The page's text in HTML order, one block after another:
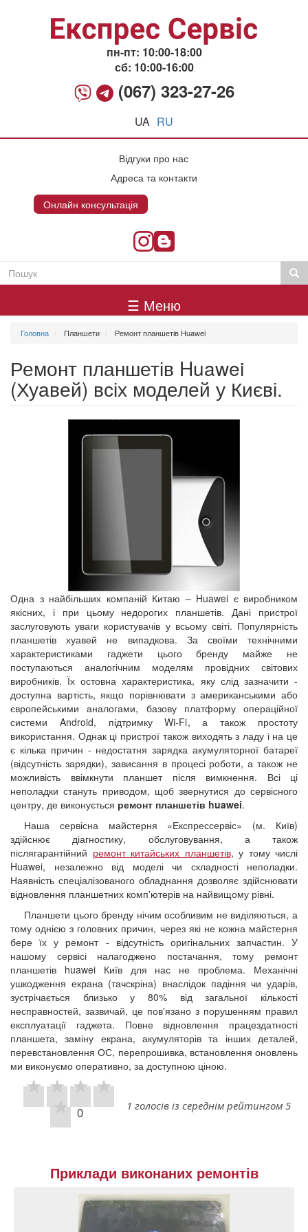
пн-пт: 10:00-18:00
сб: 10:00-16:00
(067) 323-27-26
UA RU
Відгуки про нас
Адреса та контакти
Онлайн консультація
Пошукова
Пошук
меню
☰ Меню
Головна Планшети Ремонт планшетів Huawei
Ремонт планшетів Huawei
(Хуавей) всіх моделей у Києві.
Одна з найбільших компаній Китаю – Huawei є виробником
якісних, і при цьому недорогих планшетів. Дані пристрої
заслуговують уваги користувачів у всьому світі. Популярність
планшетів хуавей не випадкова. За своїми технічними
характеристиками гаджети цього бренду майже не
поступаються аналогічним моделям провідних світових
виробників. Їх остовна характеристика, яку слід зазначити -
доступна вартість, якщо порівнювати з американськими або
європейськими аналогами, базову платформу операційної
системи Android, підтримку Wi-Fi, а також простоту
використання. Однак ці пристрої також виходять з ладу і на це
є кілька причин - недостатня зарядка акумуляторної батареї
(відсутність зарядки), зависання в процесі роботи, а також не
можливість ввімкнути планшет після вимкнення. Всі ці
неполадки стануть приводом, щоб звернутися до сервісного
центру, де виконується ремонт планшетів huawei.
Наша сервісна майстерня «Експрессервіс» (м. Київ)
здійснює діагностику, обслуговування, а також
післягарантійний ремонт китайських планшетів, у тому числі
Huawei, незалежно від моделі чи складності неполадки.
Наявність спеціалізованого обладнання дозволяє здійснювати
відновлення планшетних комп'ютерів на найвищому рівні.
Планшети цього бренду нічим особливим не виділяються, а
тому однією з головних причин, через які не кожна майстерня
бере їх у ремонт - відсутність оригінальних запчастин. У
нашому сервісі налагоджено постачання, тому ремонт
планшетів huawei Київ для нас не проблема. Механічні
ушкодження екрана (тачскріна) внаслідок падіння чи ударів,
зустрічається близько у 80% від загальної кількості
несправностей, зазвичай, це пов'язано з порушенням правил
експлуатації гаджета. Повне відновлення працездатності
планшета, заміну екрана, акумуляторів та інших деталей,
перевстановлення ОС, перепрошивка, встановлення оновлень
ми виконуємо оперативно, за доступною ціною.
0 1 голосів із середнім рейтингом 5
Приклади виконаних ремонтів